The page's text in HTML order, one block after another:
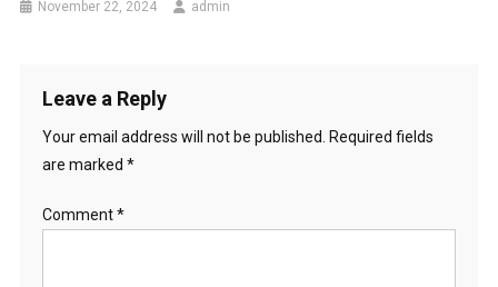
November 22, 2024 admin
Leave a Reply
Your email address will not be published.
Required fields
are marked *
Comment*